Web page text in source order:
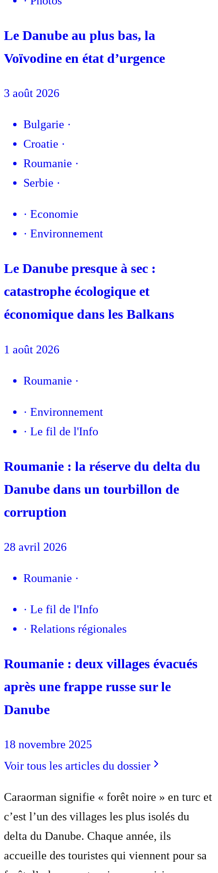
Le Danube au plus bas, la
Voïvodine en état d’urgence
3 août 2026
Bulgarie ·
Croatie ·
Roumanie ·
Serbie ·
· Economie
· Environnement
Le Danube presque à sec :
catastrophe écologique et
économique dans les Balkans
1 août 2026
Roumanie ·
· Environnement
· Le fil de l'Info
Roumanie : la réserve du delta du
Danube dans un tourbillon de
corruption
28 avril 2026
Roumanie ·
· Le fil de l'Info
· Relations régionales
Roumanie : deux villages évacués
après une frappe russe sur le
Danube
18 novembre 2025
Voir tous les articles du dossier
Caraorman signifie « forêt noire » en turc et
c’est l’un des villages les plus isolés du
delta du Danube. Chaque année, ils
accueille des touristes qui viennent pour sa